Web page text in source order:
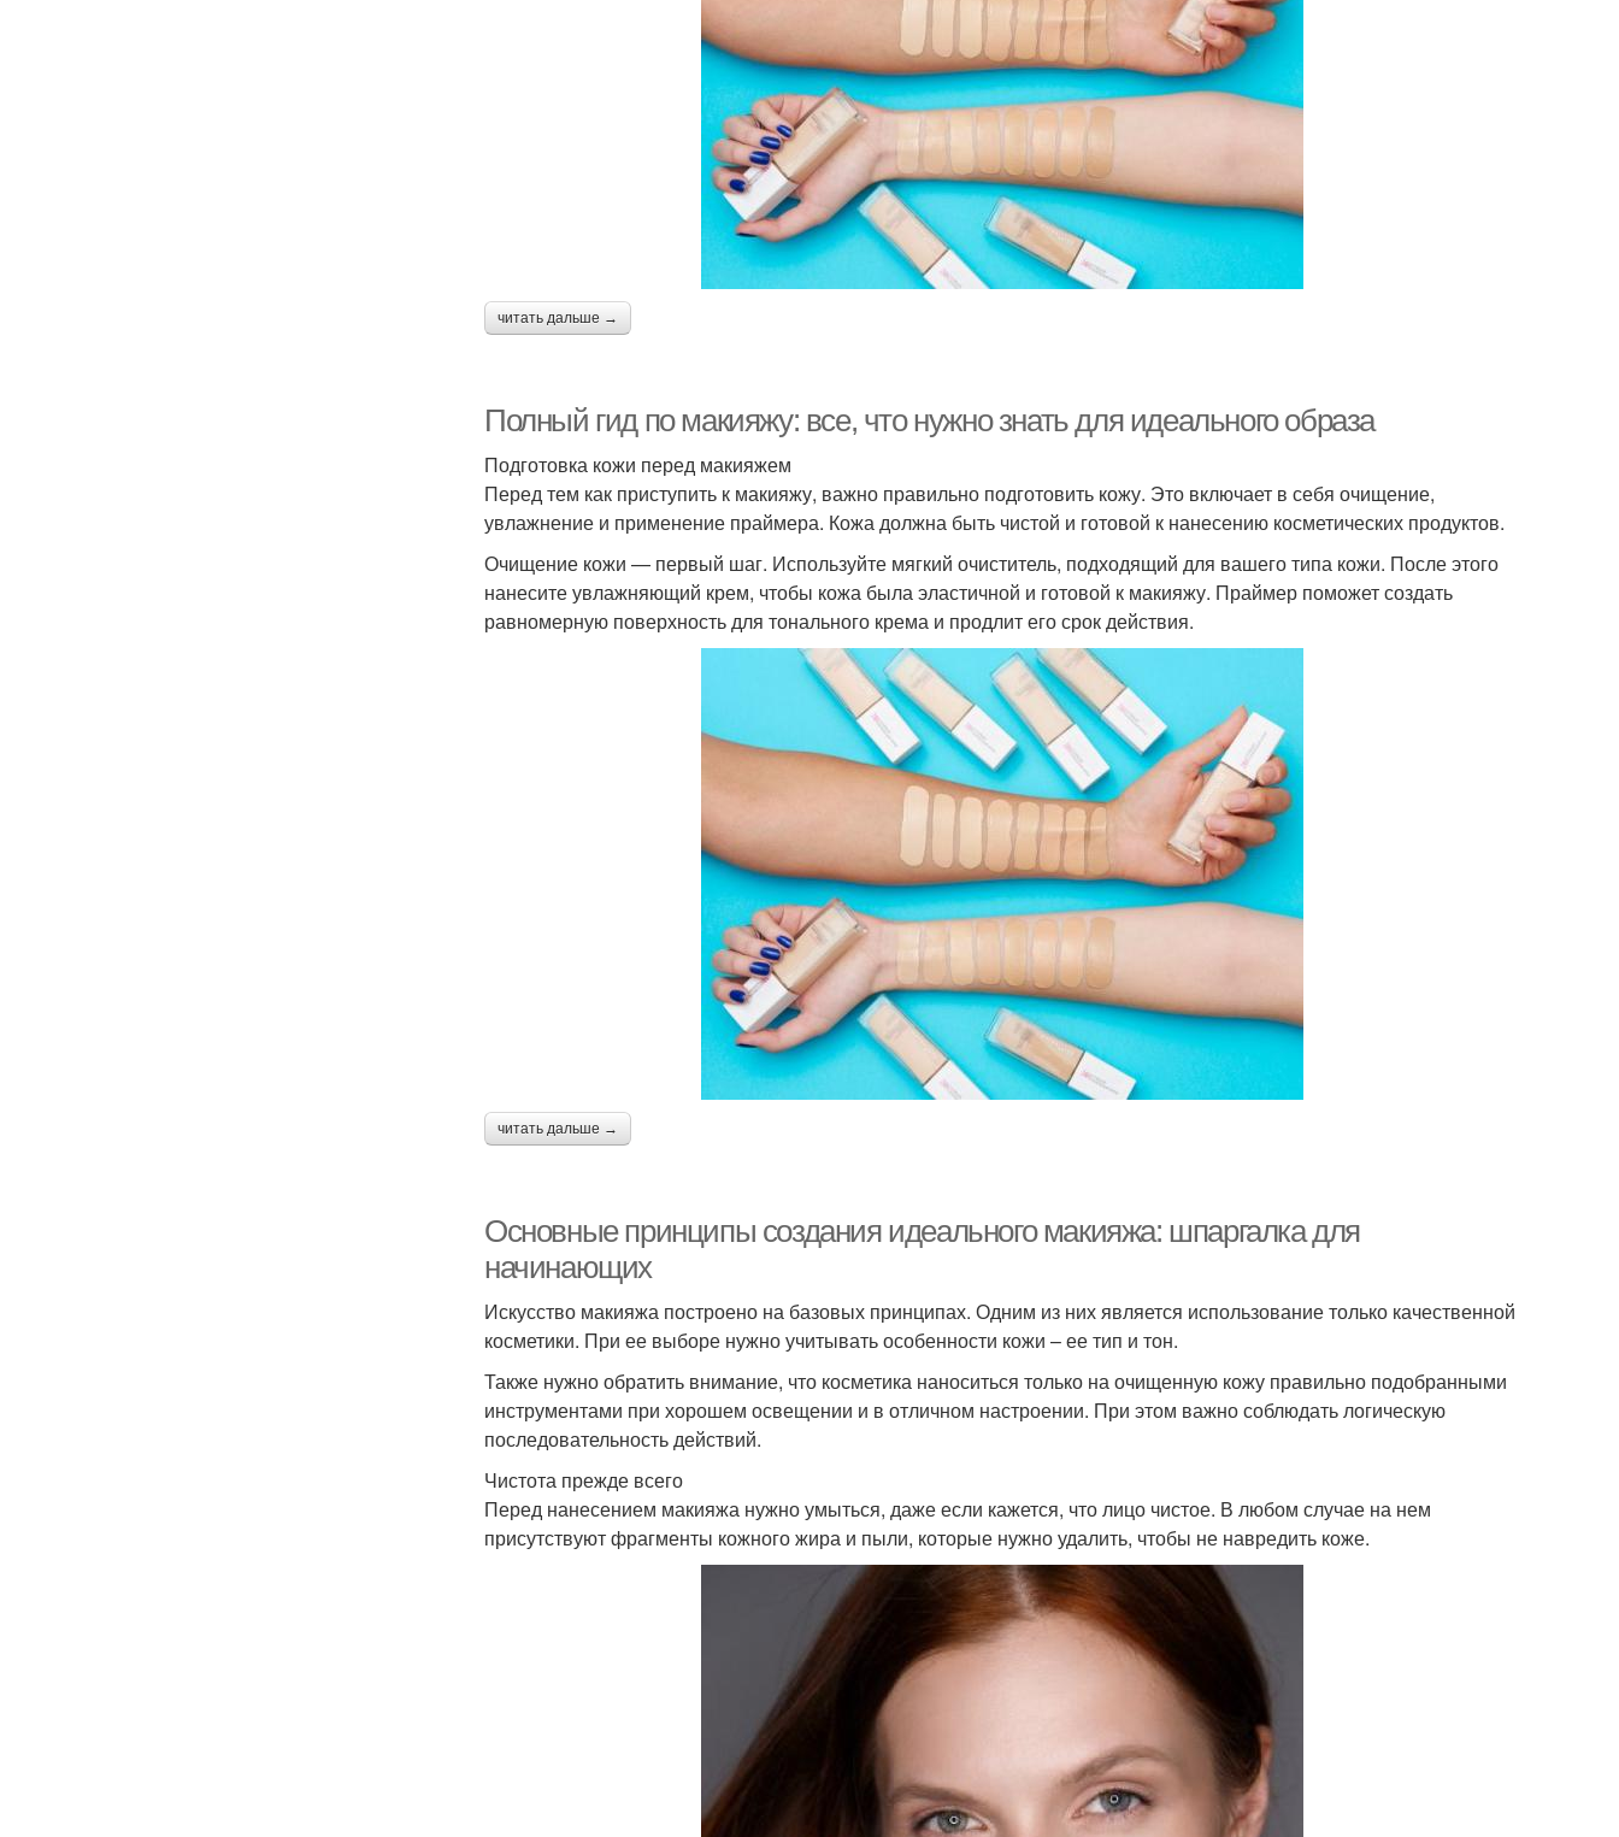
читать дальше →
Полный гид по макияжу: все, что нужно знать для идеального образа
Подготовка кожи перед макияжем
Перед тем как приступить к макияжу, важно правильно подготовить кожу. Это включает в себя очищение,
увлажнение и применение праймера. Кожа должна быть чистой и готовой к нанесению косметических продуктов.
Очищение кожи — первый шаг. Используйте мягкий очиститель, подходящий для вашего типа кожи. После этого
нанесите увлажняющий крем, чтобы кожа была эластичной и готовой к макияжу. Праймер поможет создать
равномерную поверхность для тонального крема и продлит его срок действия.
читать дальше →
Основные принципы создания идеального макияжа: шпаргалка для
начинающих
Искусство макияжа построено на базовых принципах. Одним из них является использование только качественной
косметики. При ее выборе нужно учитывать особенности кожи – ее тип и тон.
Также нужно обратить внимание, что косметика наноситься только на очищенную кожу правильно подобранными
инструментами при хорошем освещении и в отличном настроении. При этом важно соблюдать логическую
последовательность действий.
Чистота прежде всего
Перед нанесением макияжа нужно умыться, даже если кажется, что лицо чистое. В любом случае на нем
присутствуют фрагменты кожного жира и пыли, которые нужно удалить, чтобы не навредить коже.